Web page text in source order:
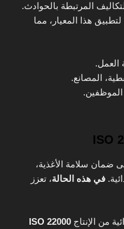
المرتبطة بالحوادث.
هذا المعيار، مما
العمل.
المصانع.
الموظفين.
ضمان سلامة الأغذية،
في هذه الحالة، تعزز
ISO 22000